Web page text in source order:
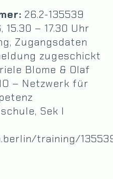
26.2-135539
15.30 – 17.30 Uhr
Zugangsdaten
zugeschickt
Blome & Olaf
– Netzwerk für
Sek I
training/